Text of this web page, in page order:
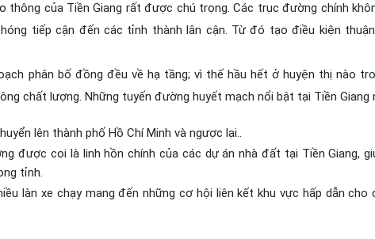
thông của Tiền Giang rất được chú trọng. Các trục đường chính
tiếp cận đến các tỉnh thành lân cận. Từ đó tạo điều kiện
phân bố đồng đều về hạ tầng; vì thế hầu hết ở huyện thị nào
chất lượng. Những tuyến đường huyết mạch nổi bật tại Tiền Giang
lên thành phố Hồ Chí Minh và ngược lại..
được coi là linh hồn chính của các dự án nhà đất tại Tiền Giang,
tỉnh.
làn xe chạy mang đến những cơ hội liên kết khu vực hấp dẫn cho